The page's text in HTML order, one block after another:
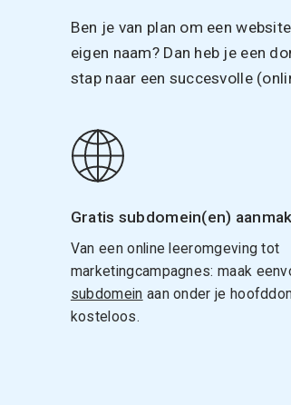
Ben je van plan om een
eigen naam? Dan heb je een
stap naar een succesvolle
Gratis subdomein(en)
Van een online leeromgeving tot
marketingcampagnes: maak
subdomein aan onder je
kosteloos.